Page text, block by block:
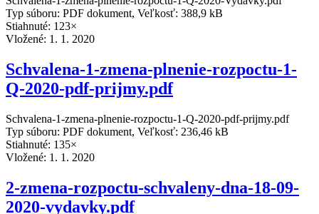
Typ súboru: PDF dokument, Veľkosť: 388,9 kB
Stiahnuté: 123×
Vložené: 1. 1. 2020
Schvalena-1-zmena-plnenie-rozpoctu-1-
Q-2020-pdf-prijmy.pdf
Schvalena-1-zmena-plnenie-rozpoctu-1-Q-2020-pdf-prijmy.pdf
Typ súboru: PDF dokument, Veľkosť: 236,46 kB
Stiahnuté: 135×
Vložené: 1. 1. 2020
2-zmena-rozpoctu-schvaleny-dna-18-09-
2020-vydavky.pdf